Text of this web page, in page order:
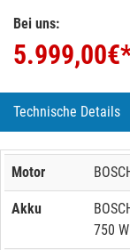
Bei uns:
5.999,00
Technische Details
Motor
Akku
750